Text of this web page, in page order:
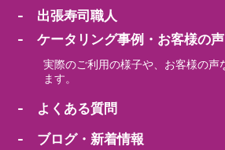
- 出張寿司職人
- ケータリング事例・お客様の声
実際のご利用の様子や、お客様の声
ます。
- よくある質問
- ブログ・新着情報